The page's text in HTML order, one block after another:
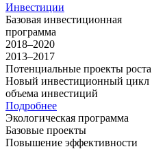
Инвестиции
Базовая инвестиционная
программа
2018–2020
2013–2017
Потенциальные проекты роста
Новый инвестиционный цикл
объема инвестиций
Подробнее
Экологическая программа
Базовые проекты
Повышение эффективности